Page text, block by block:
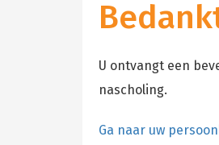
U ontvangt een
nascholing.
Ga naar uw